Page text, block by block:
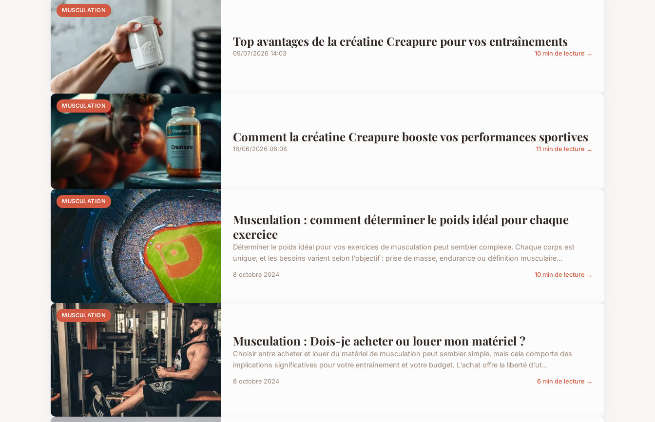
MUSCULATION
Top avantages de la créatine Creapure pour vos entraînements
09/07/2026 14:03 10 min de lecture →
MUSCULATION
Comment la créatine Creapure booste vos performances sportives
18/06/2026 08:08 11 min de lecture →
MUSCULATION
Musculation : comment déterminer le poids idéal pour chaque
exercice
Déterminer le poids idéal pour vos exercices de musculation peut sembler complexe. Chaque corps est
unique, et les besoins varient selon l'objectif : prise de masse, endurance ou définition musculaire...
8 octobre 2024 10 min de lecture →
MUSCULATION
Musculation : Dois-je acheter ou louer mon matériel ?
Choisir entre acheter et louer du matériel de musculation peut sembler simple, mais cela comporte des
implications significatives pour votre entraînement et votre budget. L'achat offre la liberté d'ut...
8 octobre 2024 6 min de lecture →